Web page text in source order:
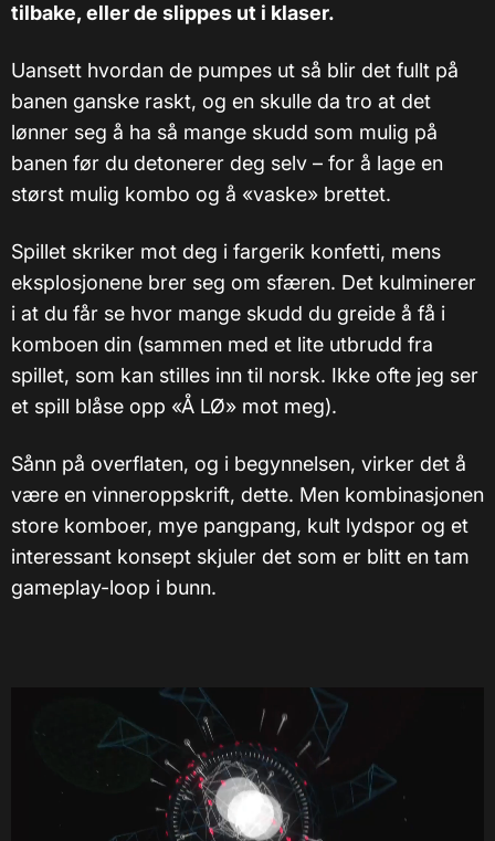
tilbake, eller de slippes ut i klaser.
Uansett hvordan de pumpes ut så blir det fullt på
banen ganske raskt, og en skulle da tro at det
lønner seg å ha så mange skudd som mulig på
banen før du detonerer deg selv – for å lage en
størst mulig kombo og å «vaske» brettet.
Spillet skriker mot deg i fargerik konfetti, mens
eksplosjonene brer seg om sfæren. Det kulminerer
i at du får se hvor mange skudd du greide å få i
komboen din (sammen med et lite utbrudd fra
spillet, som kan stilles inn til norsk. Ikke ofte jeg ser
et spill blåse opp «Å LØ» mot meg).
Sånn på overflaten, og i begynnelsen, virker det å
være en vinneroppskrift, dette. Men kombinasjonen
store komboer, mye pangpang, kult lydspor og et
interessant konsept skjuler det som er blitt en tam
gameplay-loop i bunn.